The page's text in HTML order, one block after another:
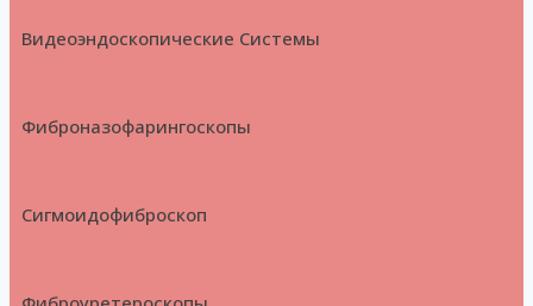
Видеоэндоскопические Системы
Фиброназофарингоскопы
Сигмоидофиброскоп